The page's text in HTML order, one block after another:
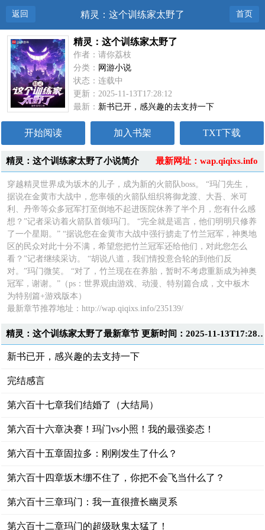
返回 精灵：这个训练家太野了 首页
精灵：这个训练家太野了
作者：请你荔枝
分类： 网游小说
状态：连载中
更新：2025-11-13T17:28:12
最新： 新书已开，感兴趣的去支持一下
开始阅读 加入书架 TXT下载
最新网址：wap.qiqixs.info
精灵：这个训练家太野了小说简介
穿越精灵世界成为坂木的儿子，成为新的火箭队boss。 “玛门先生，
据说在金黄市大战中，您率领的火箭队组织将御龙渡、大吾、米可
利、丹帝等众多冠军打至倒地不起进医院休养了半个月，您有什么感
想？”记者采访着火箭队首领玛门。 “完全就是谣言，他们明明只修养
了一个星期。” “据说您在金黄市大战中强行掳走了竹兰冠军，神奥地
区的民众对此十分不满，希望您把竹兰冠军还给他们，对此您怎么
看？”记者继续采访。 “胡说八道，我们情投意合轮的到他们反
对。”玛门微笑。 “对了，竹兰现在在养胎，暂时不考虑重新成为神奥
冠军，谢谢。”（ps：世界观由游戏、动漫、特别篇合成，文中板木
为特别篇+游戏版本）
最新章节推荐地址：http://wap.qiqixs.info/235139/
精灵：这个训练家太野了最新章节 更新时间：
新书已开，感兴趣的去支持一下
完结感言
第六百十七章我们结婚了（大结局）
第六百十六章决赛！玛门vs小照！我的最强姿态！
第六百十五章固拉多：刚刚发生了什么？
第六百十四章坂木绷不住了，你把不会飞当什么了？
第六百十三章玛门：我一直很擅长幽灵系
第六百十二章玛门的超级耿鬼太猛了！